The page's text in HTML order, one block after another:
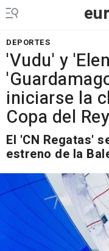
DEPORTES
'Vudu' y
iniciarse la
Copa del
El 'CN Regatas'
estreno de la